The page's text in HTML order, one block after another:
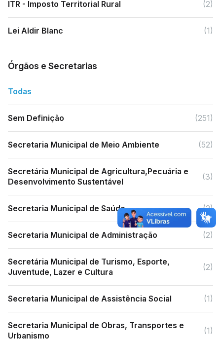
ITR - Imposto Territorial Rural (2)
Lei Aldir Blanc (1)
Órgãos e Secretarias
Todas
Sem Definição (251)
Secretaria Municipal de Meio Ambiente (52)
Secretária Municipal de Agricultura,Pecuária e
Desenvolvimento Sustentável
(3)
Secretaria Municipal de Saúde (2)
Secretaria Municipal de Administração (2)
Secretária Municipal de Turismo, Esporte,
Juventude, Lazer e Cultura
(2)
Secretaria Municipal de Assistência Social (1)
Secretaria Municipal de Obras, Transportes e
Urbanismo
(1)